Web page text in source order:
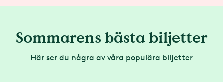
Sommarens bästa biljetter
Här ser du några av våra populära biljetter